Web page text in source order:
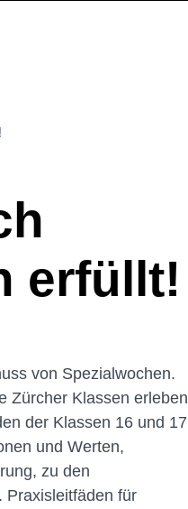
erfüllt!
von Spezialwochen.
Zürcher Klassen erleben
der Klassen 16 und 17
und Werten,
zu den
Praxisleitfäden für